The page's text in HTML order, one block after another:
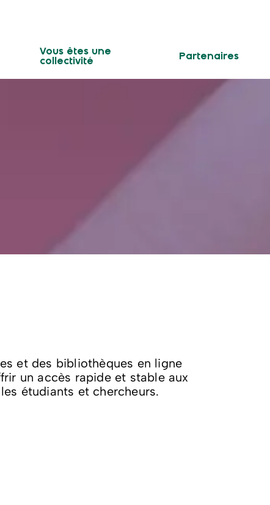
Vous êtes une
collectivité
Partenaires
et des bibliothèques en ligne
un accès rapide et stable aux
étudiants et chercheurs.